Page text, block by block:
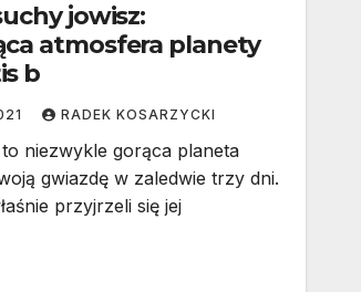
jowisz:
atmosfera planety
b
RADEK KOSARZYCKI
niezwykle gorąca planeta
gwiazdę w zaledwie trzy dni.
przyjrzeli się jej